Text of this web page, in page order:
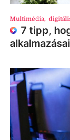
Multimédia,
7 tipp,